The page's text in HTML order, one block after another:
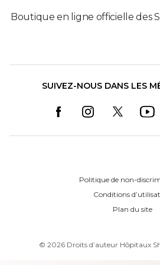
Boutique en ligne officielle des
SUIVEZ-NOUS DANS LES
Politique de non-
Conditions
Plan du site
© 2026 Droits d’auteur Hôpitaux